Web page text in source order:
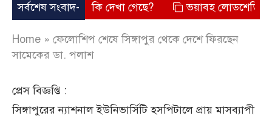
সর্বশেষ সংবাদ-
তার চেহারা কি দেখা গেছে? ভয়াবহ লোডশেডিং, বিদ্যুত –
Home » ফেলোশিপ শেষে সিঙ্গাপুর থেকে দেশে ফিরছেন
সামেকের ডা. পলাশ
প্রেস বিজ্ঞপ্তি :
সিঙ্গাপুরের ন্যাশনাল ইউনিভার্সিটি হসপিটালে প্রায় মাসব্যাপী